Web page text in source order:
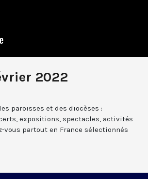
2022
paroisses et des diocèses :
expositions, spectacles, activités
vous partout en France sélectionnés